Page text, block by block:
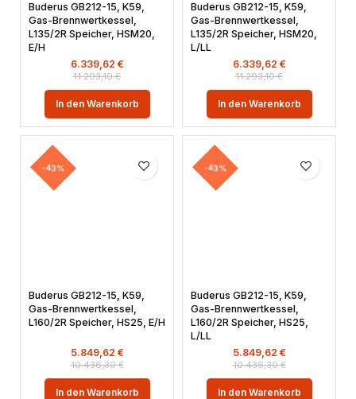
Buderus GB212-15, K59,
Gas-Brennwertkessel,
L135/2R Speicher, HSM20,
E/H
11.293,10€
6.339,62 €
In den Warenkorb
Buderus GB212-15, K59,
Gas-Brennwertkessel,
L135/2R Speicher, HSM20,
L/LL
11.293,10€
6.339,62 €
In den Warenkorb
-43%
Buderus GB212-15, K59,
Gas-Brennwertkessel,
L160/2R Speicher, HS25, E/H
10.436,30€
5.849,62 €
In den Warenkorb
-43%
Buderus GB212-15, K59,
Gas-Brennwertkessel,
L160/2R Speicher, HS25,
L/LL
10.436,30€
5.849,62 €
In den Warenkorb